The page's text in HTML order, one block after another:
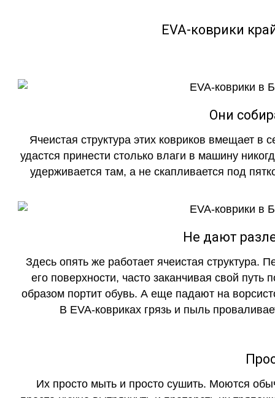
EVA-коврики
Они
Ячеистая структура этих ковриков вмещает в
удастся принести столько влаги в машину
удерживается там, а не скапливается под
Не дают
Здесь опять же работает ячеистая структура.
его поверхности, часто заканчивая свой
образом портит обувь. А еще падают на
В EVA-ковриках грязь и пыль
Их просто мыть и просто сушить. Моются